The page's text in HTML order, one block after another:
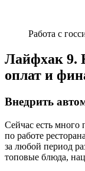
Работа с
Лайфхак 9.
оплат и
Внедрить
Сейчас есть много
по работе
за любой период
топовые блюда,